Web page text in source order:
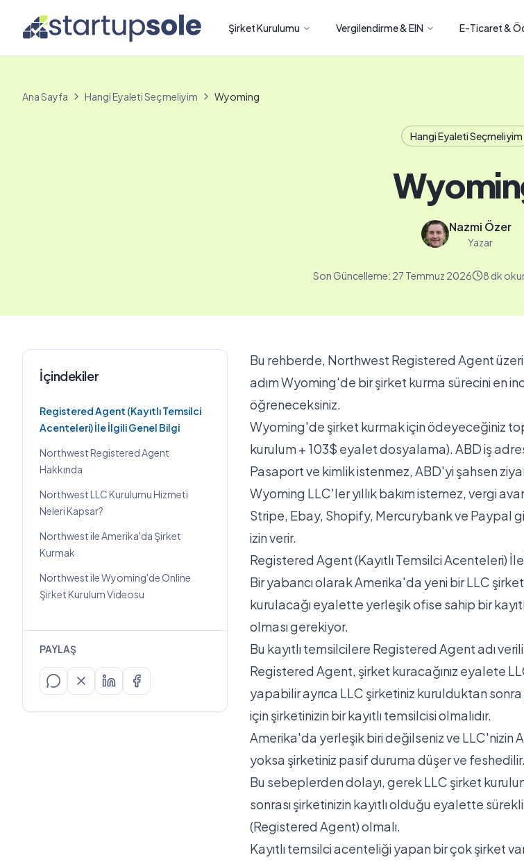
Şirket Kurulumu Vergilendirme & EIN E-Ticaret &
Ana Sayfa Hangi Eyaleti Seçmeliyim Wyoming
Hangi Eyaleti Seçmeliyim
Nazmi Özer
Yazar
Son Güncelleme: 27 Temmuz 2026 8 dk
İçindekiler
Registered Agent (Kayıtlı Temsilci
Acenteleri) İle İlgili Genel Bilgi
Northwest Registered Agent
Hakkında
Northwest LLC Kurulumu Hizmeti
Neleri Kapsar?
Northwest ile Amerika'da Şirket
Kurmak
Northwest ile Wyoming'de Online
Şirket Kurulum Videosu
PAYLAŞ
Bu rehberde, Northwest Registered Agent
adım Wyoming'de bir şirket kurma sürecini en
öğreneceksiniz.
Wyoming'de şirket kurmak için ödeyeceğiniz
kurulum + 103$ eyalet dosyalama). ABD iş
Pasaport ve kimlik istenmez, ABD'yi şahsen
Wyoming LLC'ler yıllık bakım istemez, vergi
Stripe, Ebay, Shopify, Mercurybank ve Paypal
izin verir.
Registered Agent (Kayıtlı Temsilci Acenteleri)
Bir yabancı olarak Amerika'da yeni bir LLC
kurulacağı eyalette yerleşik ofise sahip bir
olması gerekiyor.
Bu kayıtlı temsilcilere Registered Agent adı
Registered Agent, şirket kuracağınız eyalete
yapabilir ayrıca LLC şirketiniz kurulduktan
için şirketinizin bir kayıtlı temsilcisi olmalıdır.
Amerika'da yerleşik biri değilseniz ve LLC'nizin
yoksa şirketiniz pasif duruma düşer ve feshedilir.
Bu sebeplerden dolayı, gerek LLC şirket
sonrası şirketinizin kayıtlı olduğu eyalette
(Registered Agent) olmalı.
Kayıtlı temsilci acenteliği yapan bir çok şirket